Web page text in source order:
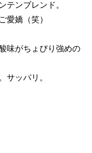
テンブレンド。
愛嬌（笑）
味がちょぴり強めの
サッパリ。